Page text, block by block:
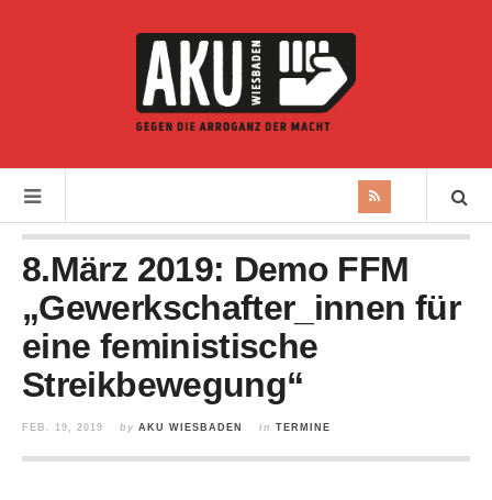
8.März 2019: Demo FFM
„Gewerkschafter_innen für
eine feministische
Streikbewegung“
FEB. 19, 2019 by AKU WIESBADEN in TERMINE